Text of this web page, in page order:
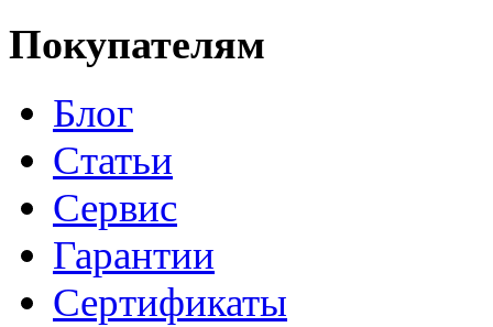
Покупателям
Блог
Статьи
Сервис
Гарантии
Сертификаты